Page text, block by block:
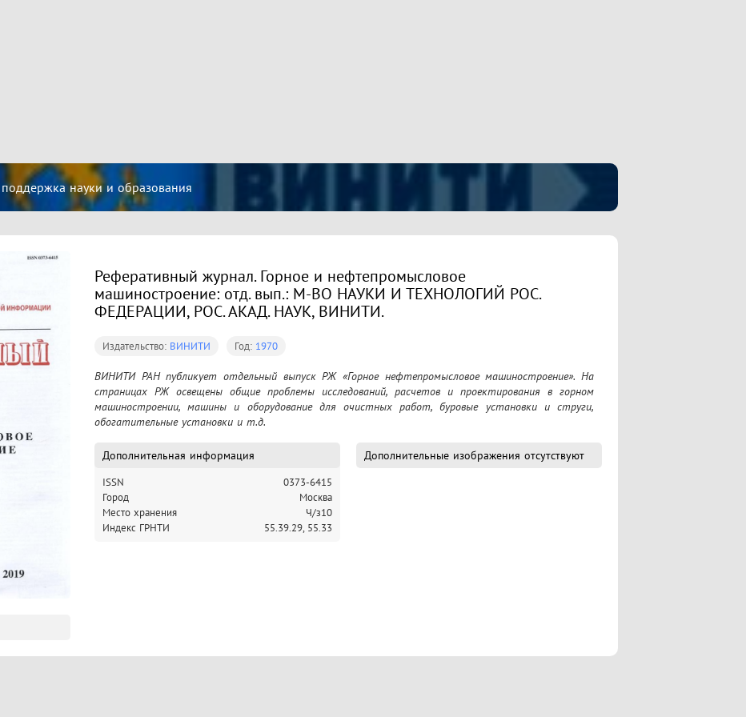
науки и образования
Реферативный журнал. Горное и нефтепромысловое
машиностроение: отд. вып.: М-ВО НАУКИ И ТЕХНОЛОГИЙ РОС.
ФЕДЕРАЦИИ, РОС. АКАД. НАУК, ВИНИТИ.
Издательство: ВИНИТИ Год: 1970
ВИНИТИ РАН публикует отдельный выпуск РЖ «Горное нефтепромысловое машиностроение». На
страницах РЖ освещены общие проблемы исследований, расчетов и проектирования в горном
машиностроении, машины и оборудование для очистных работ, буровые установки и струги,
обогатительные установки и т.д.
Дополнительная информация
ISSN
0373-6415
Город
Москва
Место хранения
Ч/з10
Индекс ГРНТИ
55.39.29, 55.33
Дополнительные изображения отсутствуют